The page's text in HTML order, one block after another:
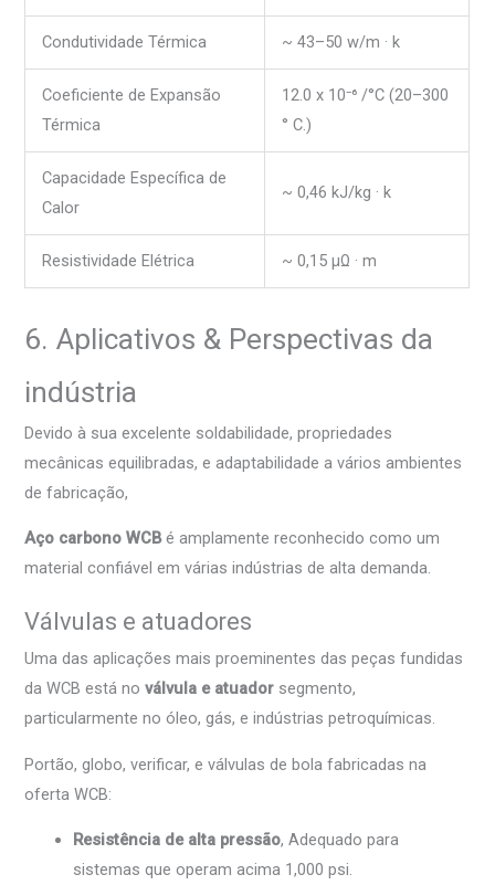
Condutividade Térmica ~ 43–50 w/m · k
Coeficiente de Expansão
Térmica
12.0 x 10⁻⁶ /°C (20–300
° C.)
Capacidade Específica de
Calor
~ 0,46 kJ/kg · k
Resistividade Elétrica ~ 0,15 μΩ · m
6. Aplicativos & Perspectivas da
indústria
Devido à sua excelente soldabilidade, propriedades
mecânicas equilibradas, e adaptabilidade a vários ambientes
de fabricação,
Aço carbono WCBé amplamente reconhecido como um
material confiável em várias indústrias de alta demanda.
Válvulas e atuadores
Uma das aplicações mais proeminentes das peças fundidas
da WCB está noválvula e atuador segmento,
particularmente no óleo, gás, e indústrias petroquímicas.
Portão, globo, verificar, e válvulas de bola fabricadas na
oferta WCB:
Resistência de alta pressão, Adequado para
sistemas que operam acima 1,000 psi.